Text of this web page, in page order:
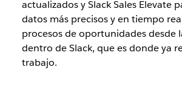
actualizados y Slack Sales Elevate
datos más precisos y en tiempo
procesos de oportunidades desde
dentro de Slack, que es donde ya
trabajo.